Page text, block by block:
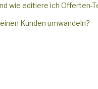
wie editiere ich Offerten-
Kunden umwandeln?